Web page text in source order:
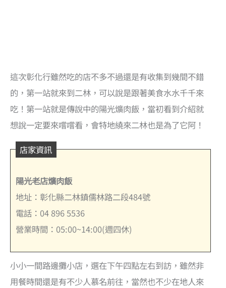
這次彰化行雖然吃的店不多不過還是有收集到幾間不錯
的，第一站就來到二林，可以說是跟著美食水水千千來
吃！第一站就是傳說中的陽光爌肉飯，當初看到介紹就
想說一定要來嚐嚐看，會特地繞來二林也是為了它阿！
店家資訊
陽光老店爌肉飯
地址：彰化縣二林鎮儒林路二段484號
電話：04 896 5536
營業時間：05:00~14:00(週四休)
小小一間路邊攤小店，選在下午四點左右到訪，雖然非
用餐時間還是有不少人慕名前往，當然也不少在地人來